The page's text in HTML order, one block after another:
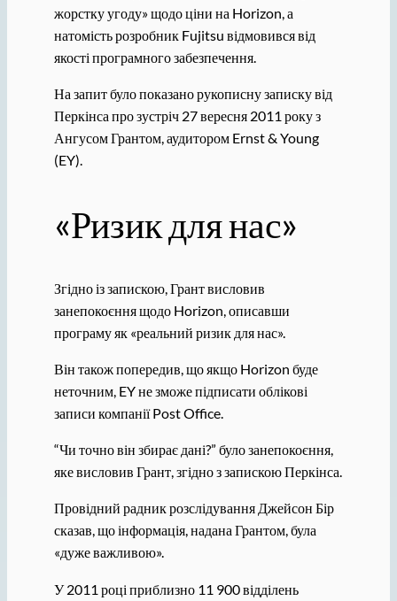
жорстку угоду» щодо ціни на Horizon, а
натомість розробник Fujitsu відмовився від
якості програмного забезпечення.
На запит було показано рукописну записку від
Перкінса про зустріч 27 вересня 2011 року з
Ангусом Грантом, аудитором Ernst & Young
(EY).
«Ризик для нас»
Згідно із запискою, Грант висловив
занепокоєння щодо Horizon, описавши
програму як «реальний ризик для нас».
Він також попередив, що якщо Horizon буде
неточним, EY не зможе підписати облікові
записи компанії Post Office.
“Чи точно він збирає дані?” було занепокоєння,
яке висловив Грант, згідно з запискою Перкінса.
Провідний радник розслідування Джейсон Бір
сказав, що інформація, надана Грантом, була
«дуже важливою».
У 2011 році приблизно 11 900 відділень